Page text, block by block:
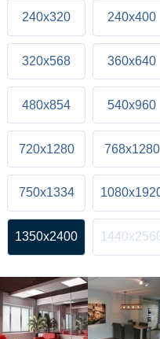
240x320 240x400
320x568 360x640
480x854 540x960
720x1280 768x1280
750x1334
1350x2400